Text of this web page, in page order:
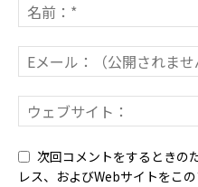
次回コメントをするときの
レス、およびWebサイトをこ